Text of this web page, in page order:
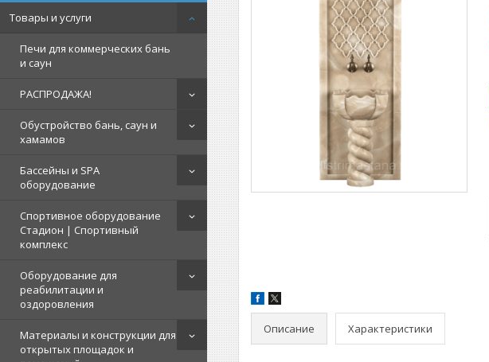
Товары и услуги
Печи для коммерческих бань
и саун
РАСПРОДАЖА!
Обустройство бань, саун и
хамамов
Бассейны и SPA
оборудование
Спортивное оборудование
Стадион | Cпортивный
комплекс
Оборудование для
реабилитации и
оздоровления
Материалы и конструкции для
открытых площадок и
Описание Характеристики